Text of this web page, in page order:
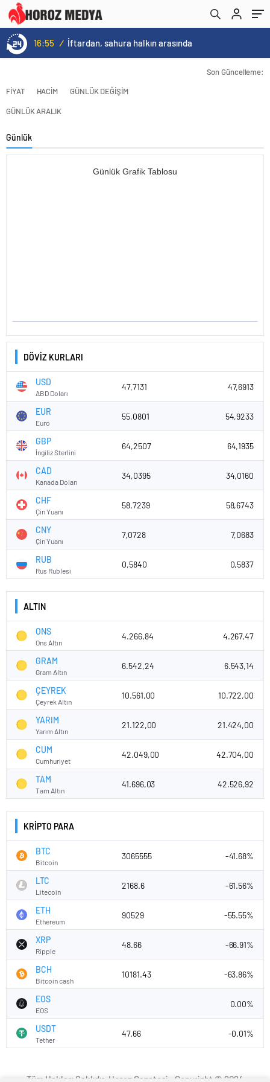
16:55 / İftardan, sahura halkın arasında
Son Güncelleme:
FİYAT
HACİM GÜNLÜK DEĞİŞİM
GÜNLÜK ARALIK
Günlük
Günlük Grafik Tablosu
DÖVİZ KURLARI
USD
ABD Doları
47,7131 47,6913
EUR
Euro
55,0801 54,9233
GBP
İngiliz Sterlini
64,2507 64,1935
CAD
Kanada Doları
34,0395 34,0160
CHF
Çin Yuanı
58,7239 58,6743
CNY
Çin Yuanı
7,0728 7,0683
RUB
Rus Rublesi
0,5840 0,5837
ALTIN
ONS
Ons Altın
4.266,84 4.267,47
GRAM
Gram Altın
6.542,24 6.543,14
ÇEYREK
Çeyrek Altın
10.561,00 10.722,00
YARIM
Yarım Altın
21.122,00 21.424,00
CUM
Cumhuriyet
42.049,00 42.704,00
TAM
Tam Altın
41.696,03 42.526,92
KRİPTO PARA
BTC
Bitcoin
3065555 -41.68%
LTC
Litecoin
2168.6 -61.56%
ETH
Ethereum
90529 -55.55%
XRP
Ripple
48.66 -66.91%
BCH
Bitcoin cash
10181.43 -63.86%
EOS
EOS
0.00%
USDT
Tether
47.66 -0.01%
Tüm Hakları Saklıdır. Horoz Gazetesi - Copyright © 2024